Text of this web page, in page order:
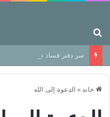
سر دفتر فساد در زمین‌، دوری
خانه » الدعوة إلى الله